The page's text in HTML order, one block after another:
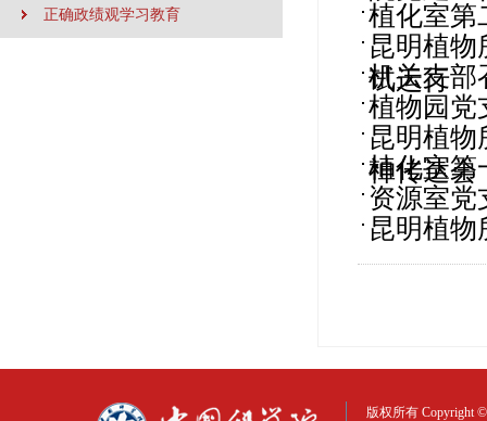
正确政绩观学习教育
植化室第
昆明植物
试运行
机关支部
植物园党
昆明植物
神传达会
植化室第
资源室党
昆明植物
版权所有 Copyright